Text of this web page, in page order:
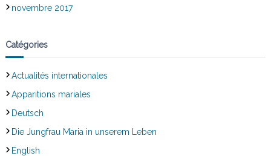
novembre 2017
Catégories
Actualités internationales
Apparitions mariales
Deutsch
Die Jungfrau Maria in unserem Leben
English